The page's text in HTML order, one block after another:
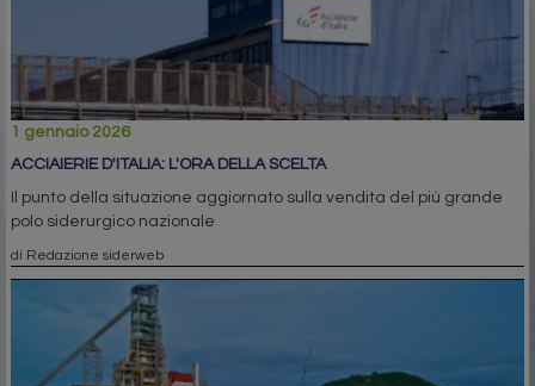
1 gennaio 2026
ACCIAIERIE D'ITALIA: L'ORA DELLA SCELTA
Il punto della situazione aggiornato sulla vendita del più grande
polo siderurgico nazionale
di Redazione siderweb